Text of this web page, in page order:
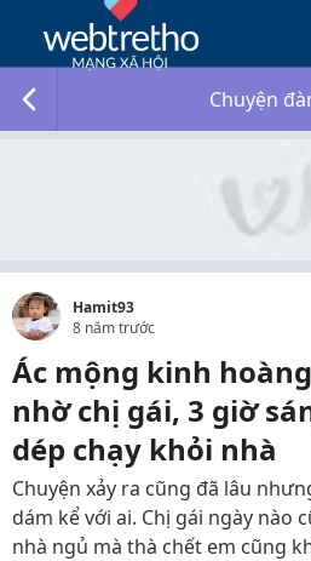
Chuyện
Hamit93
8 năm trước
Ác mộng kinh
nhờ chị gái, 3 giờ
dép chạy khỏi nhà
Chuyện xảy ra cũng đã lâu
dám kể với ai. Chị gái ngày nào
nhà ngủ mà thà chết em cũng